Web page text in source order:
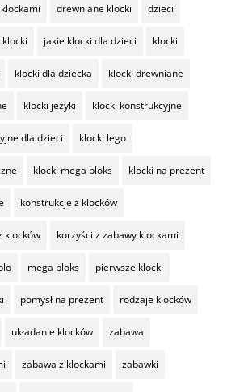
drewniane klocki dzieci
jakie klocki dla dzieci klocki
klocki dla dziecka klocki drewniane
klocki jeżyki klocki konstrukcyjne
dla dzieci klocki lego
klocki mega bloks klocki na prezent
konstrukcje z klocków
klocków korzyści z zabawy klockami
mega bloks pierwsze klocki
pomysł na prezent rodzaje klocków
układanie klocków zabawa
zabawa z klockami zabawki